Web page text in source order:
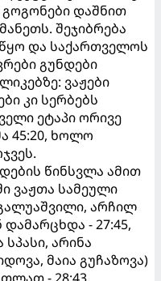
დაშნით
შეჯიბრება
და საქართველოს
გუნდები
ვაჟები
კი სერბებს
ეტაპი ორივე
45:20, ხოლო
წინსვლა ამით
ვაჟთა სამეული
არჩილ
- 27:45,
სპასი, არინა
მაია გუჩაზოვა)